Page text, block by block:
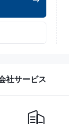
社サービス